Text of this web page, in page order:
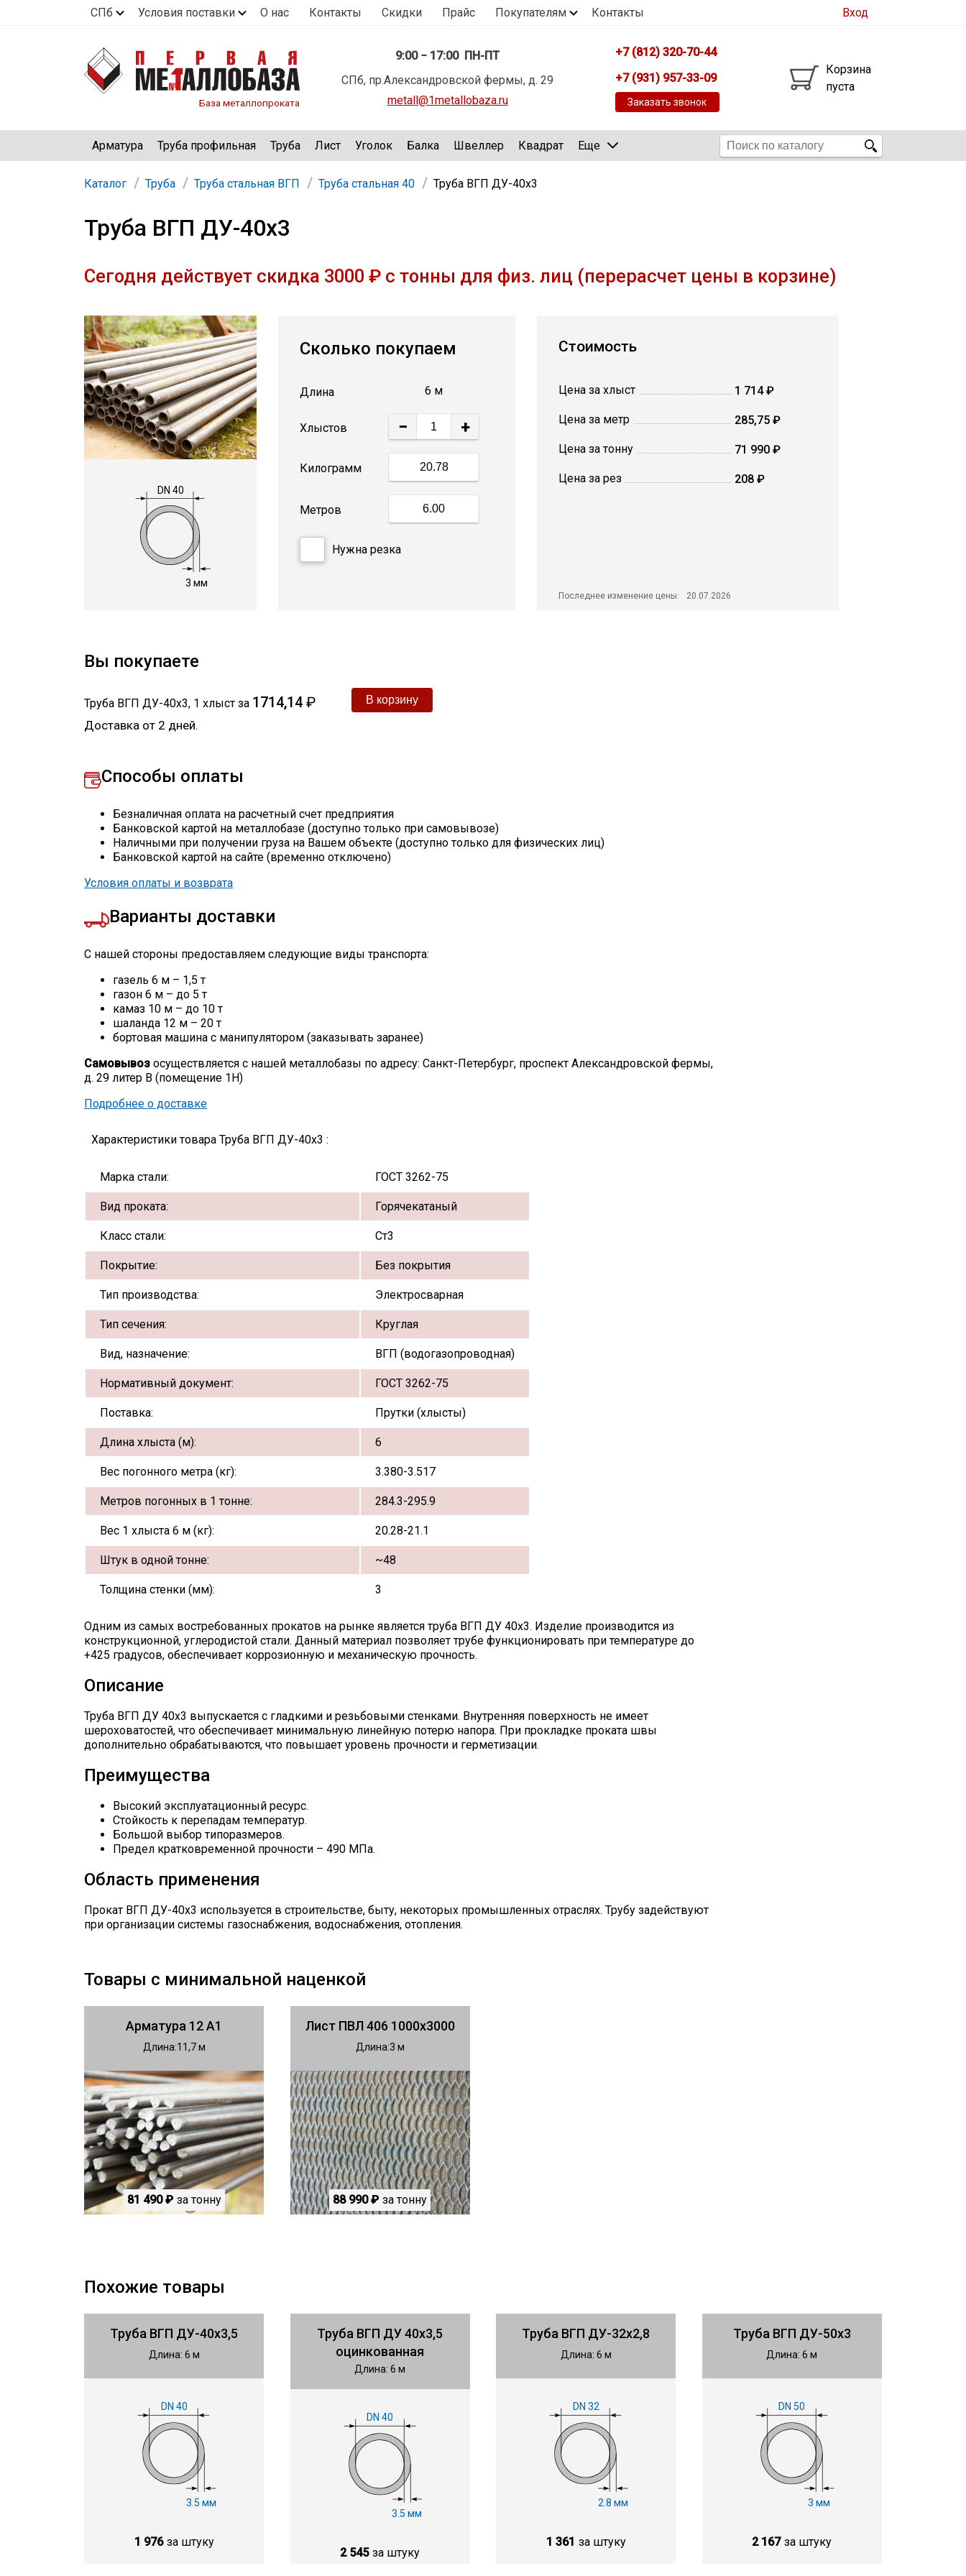
СПб Условия поставки О нас Контакты Скидки Прайс Покупателям Контакты Вход
База металлопроката
9:00 − 17:00 ПН-ПТ
СПб, пр.Александровской фермы, д. 29
metall@1metallobaza.ru
+7 (812) 320-70-44
+7 (931) 957-33-09
Заказать звонок
Корзина
пуста
Арматура Труба профильная Труба Лист Уголок Балка Швеллер Квадрат Еще
Каталог Труба Труба стальная ВГП Труба стальная 40 Труба ВГП ДУ-40х3
Труба ВГП ДУ-40х3
Сегодня действует скидка 3000 ₽ с тонны для физ. лиц (перерасчет цены в корзине)
DN 40
3 мм
Сколько покупаем
Длина 6 м
Хлыстов − +
Килограмм
Метров
Нужна резка
Стоимость
Цена за хлыст 1 714 ₽
Цена за метр 285,75 ₽
Цена за тонну 71 990 ₽
Цена за рез 208 ₽
Последнее изменение цены: 20.07.2026
Вы покупаете
Труба ВГП ДУ-40х3, 1 хлыст за 1714,14 ₽
Доставка от 2 дней.
Способы оплаты
Безналичная оплата на расчетный счет предприятия
Банковской картой на металлобазе (доступно только при самовывозе)
Наличными при получении груза на Вашем объекте (доступно только для физических лиц)
Банковской картой на сайте (временно отключено)
Условия оплаты и возврата
Варианты доставки
С нашей стороны предоставляем следующие виды транспорта:
газель 6 м – 1,5 т
газон 6 м – до 5 т
камаз 10 м – до 10 т
шаланда 12 м – 20 т
бортовая машина с манипулятором (заказывать заранее)
Самовывоз осуществляется с нашей металлобазы по адресу: Санкт-Петербург, проспект Александровской фермы,
д. 29 литер В (помещение 1Н)
Подробнее о доставке
Характеристики товара Труба ВГП ДУ-40х3 :
Марка стали: ГОСТ 3262-75
Вид проката: Горячекатаный
Класс стали: Ст3
Покрытие: Без покрытия
Тип производства: Электросварная
Тип сечения: Круглая
Вид, назначение: ВГП (водогазопроводная)
Нормативный документ: ГОСТ 3262-75
Поставка: Прутки (хлысты)
Длина хлыста (м): 6
Вес погонного метра (кг): 3.380-3.517
Метров погонных в 1 тонне: 284.3-295.9
Вес 1 хлыста 6 м (кг): 20.28-21.1
Штук в одной тонне: ~48
Толщина стенки (мм): 3
Одним из самых востребованных прокатов на рынке является труба ВГП ДУ 40х3. Изделие производится из
конструкционной, углеродистой стали. Данный материал позволяет трубе функционировать при температуре до
+425 градусов, обеспечивает коррозионную и механическую прочность.
Описание
Труба ВГП ДУ 40х3 выпускается с гладкими и резьбовыми стенками. Внутренняя поверхность не имеет
шероховатостей, что обеспечивает минимальную линейную потерю напора. При прокладке проката швы
дополнительно обрабатываются, что повышает уровень прочности и герметизации.
Преимущества
Высокий эксплуатационный ресурс.
Стойкость к перепадам температур.
Большой выбор типоразмеров.
Предел кратковременной прочности – 490 МПа.
Область применения
Прокат ВГП ДУ-40х3 используется в строительстве, быту, некоторых промышленных отраслях. Трубу задействуют
при организации системы газоснабжения, водоснабжения, отопления.
Товары с минимальной наценкой
Арматура 12 А1
Длина 11,7
81 490 ₽ за тонну
Лист ПВЛ 406 1000х3000
Длина 3
88 990 ₽ за тонну
Похожие товары
Труба ВГП ДУ-40х3,5
Длина: 6 м
DN 40
3.5 мм
1 976 за штуку
Труба ВГП ДУ 40х3,5
оцинкованная
Длина: 6 м
DN 40
3.5 мм
2 545 за штуку
Труба ВГП ДУ-32х2,8
Длина: 6 м
DN 32
2.8 мм
1 361 за штуку
Труба ВГП ДУ-50х3
Длина: 6 м
DN 50
3 мм
2 167 за штуку